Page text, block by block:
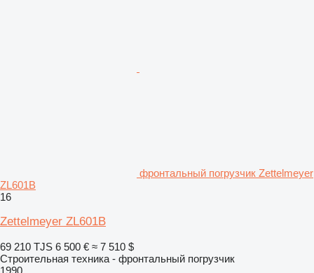
фронтальный погрузчик Zettelmeyer
ZL601B
16
Zettelmeyer ZL601B
69 210 TJS 6 500 € ≈ 7 510 $
Строительная техника - фронтальный погрузчик
1990